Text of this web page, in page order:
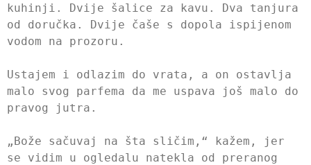
kuhinji. Dvije šalice za kavu. Dva tanjura
od doručka. Dvije čaše s dopola ispijenom
vodom na prozoru.
Ustajem i odlazim do vrata, a on ostavlja
malo svog parfema da me uspava još malo do
pravog jutra.
„Bože sačuvaj na šta sličim,“ kažem, jer
se vidim u ogledalu natekla od preranog